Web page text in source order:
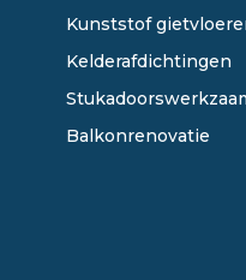
Kunststof
Kelderafdichtingen
Balkonrenovatie